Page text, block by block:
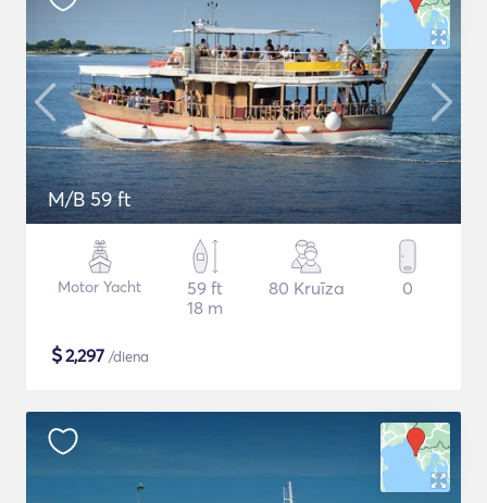
M/B 59 ft
Motor Yacht
59 ft
18 m
80 Kruīza 0
$2,297 /diena